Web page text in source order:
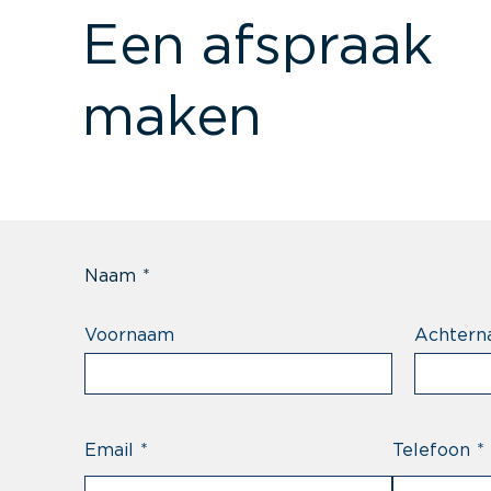
Een afspraak
maken
Naam *
Voornaam
Email * Telefoon *